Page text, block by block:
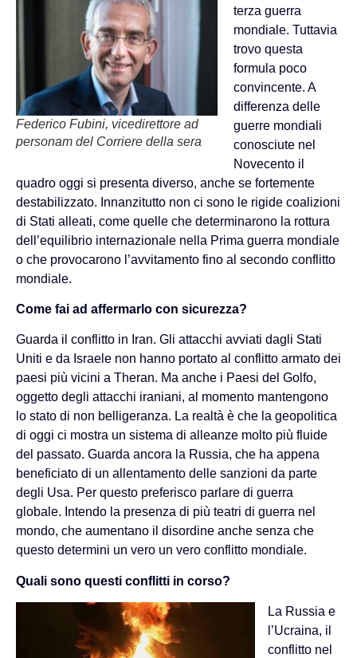
Federico Fubini, vicedirettore ad
personam del Corriere della sera
terza guerra
mondiale. Tuttavia
trovo questa
formula poco
convincente. A
differenza delle
guerre mondiali
conosciute nel
Novecento il
quadro oggi si presenta diverso, anche se fortemente
destabilizzato. Innanzitutto non ci sono le rigide coalizioni
di Stati alleati, come quelle che determinarono la rottura
dell’equilibrio internazionale nella Prima guerra mondiale
o che provocarono l’avvitamento fino al secondo conflitto
mondiale.
Come fai ad affermarlo con sicurezza?
Guarda il conflitto in Iran. Gli attacchi avviati dagli Stati
Uniti e da Israele non hanno portato al conflitto armato dei
paesi più vicini a Theran. Ma anche i Paesi del Golfo,
oggetto degli attacchi iraniani, al momento mantengono
lo stato di non belligeranza. La realtà è che la geopolitica
di oggi ci mostra un sistema di alleanze molto più fluide
del passato. Guarda ancora la Russia, che ha appena
beneficiato di un allentamento delle sanzioni da parte
degli Usa. Per questo preferisco parlare di guerra
globale. Intendo la presenza di più teatri di guerra nel
mondo, che aumentano il disordine anche senza che
questo determini un vero un vero conflitto mondiale.
Quali sono questi conflitti in corso?
La Russia e
l’Ucraina, il
conflitto nel